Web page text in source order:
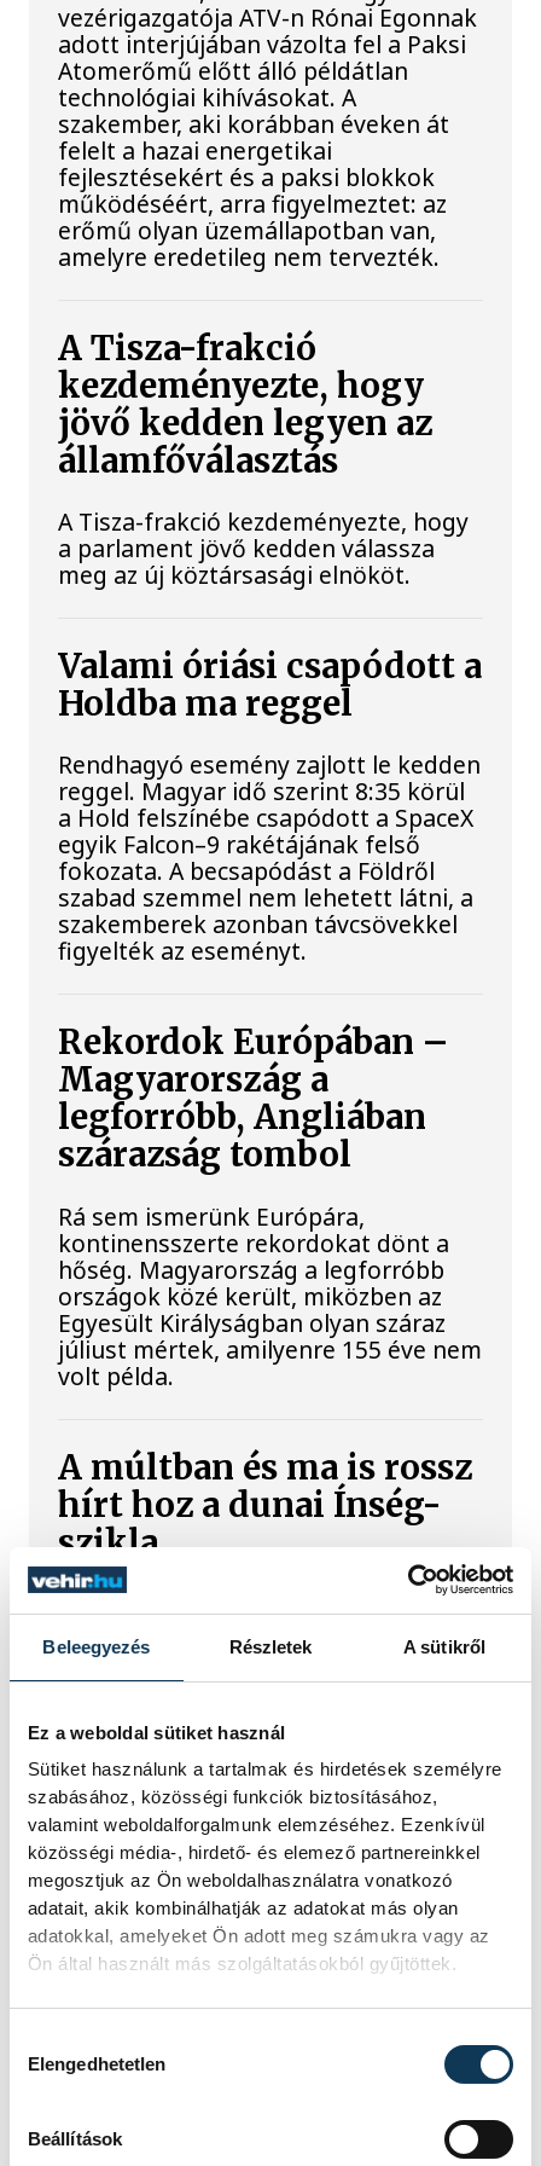
Beleegyezés Részletek A sütikről
Ez a weboldal sütiket használ
Sütiket használunk a tartalmak és hirdetések személyre
szabásához, közösségi funkciók biztosításához,
valamint weboldalforgalmunk elemzéséhez. Ezenkívül
közösségi média-, hirdető- és elemező partnereinkkel
megosztjuk az Ön weboldalhasználatra vonatkozó
adatait, akik kombinálhatják az adatokat más olyan
adatokkal, amelyeket Ön adott meg számukra vagy az
Ön által használt más szolgáltatásokból gyűjtöttek.
Elengedhetetlen
Beállítások
vezérigazgatója ATV-n Rónai Egonnak
adott interjújában vázolta fel a Paksi
Atomerőmű előtt álló példátlan
technológiai kihívásokat. A
szakember, aki korábban éveken át
felelt a hazai energetikai
fejlesztésekért és a paksi blokkok
működéséért, arra figyelmeztet: az
erőmű olyan üzemállapotban van,
amelyre eredetileg nem tervezték.
A Tisza-frakció
kezdeményezte, hogy
jövő kedden legyen az
államfőválasztás
A Tisza-frakció kezdeményezte, hogy
a parlament jövő kedden válassza
meg az új köztársasági elnököt.
Valami óriási csapódott a
Holdba ma reggel
Rendhagyó esemény zajlott le kedden
reggel. Magyar idő szerint 8:35 körül
a Hold felszínébe csapódott a SpaceX
egyik Falcon–9 rakétájának felső
fokozata. A becsapódást a Földről
szabad szemmel nem lehetett látni, a
szakemberek azonban távcsövekkel
figyelték az eseményt.
Rekordok Európában –
Magyarország a
legforróbb, Angliában
szárazság tombol
Rá sem ismerünk Európára,
kontinensszerte rekordokat dönt a
hőség. Magyarország a legforróbb
országok közé került, miközben az
Egyesült Királyságban olyan száraz
júliust mértek, amilyenre 155 éve nem
volt példa.
A múltban és ma is rossz
hírt hoz a dunai Ínség-
szikla
Újra kilátszik a Dunából az aszály
jelentett az éhínséggel, ma pedig a
klímaváltozás okozta extrém
Elmeséljük a baljós kőtömb
történetét.
Magyar Péter:
Magyarország
energiaellátása stabil
energiaellátása, a paksi erőmű
munkatársai azon dolgoznak, hogy az
utolsó még termelő turbina
miniszterelnök a paksi erőműnél tett
keddi látogatása során.